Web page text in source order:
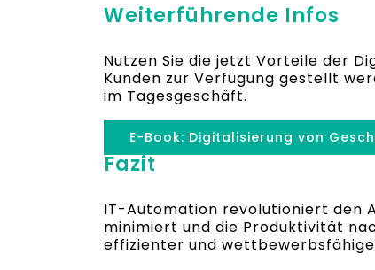
Weiterführende Infos
Nutzen Sie die jetzt Vorteile der
Kunden zur Verfügung gestellt
im Tagesgeschäft.
E-Book: Digitalisierung von
Fazit
IT-Automation revolutioniert den
minimiert und die Produktivität
effizienter und